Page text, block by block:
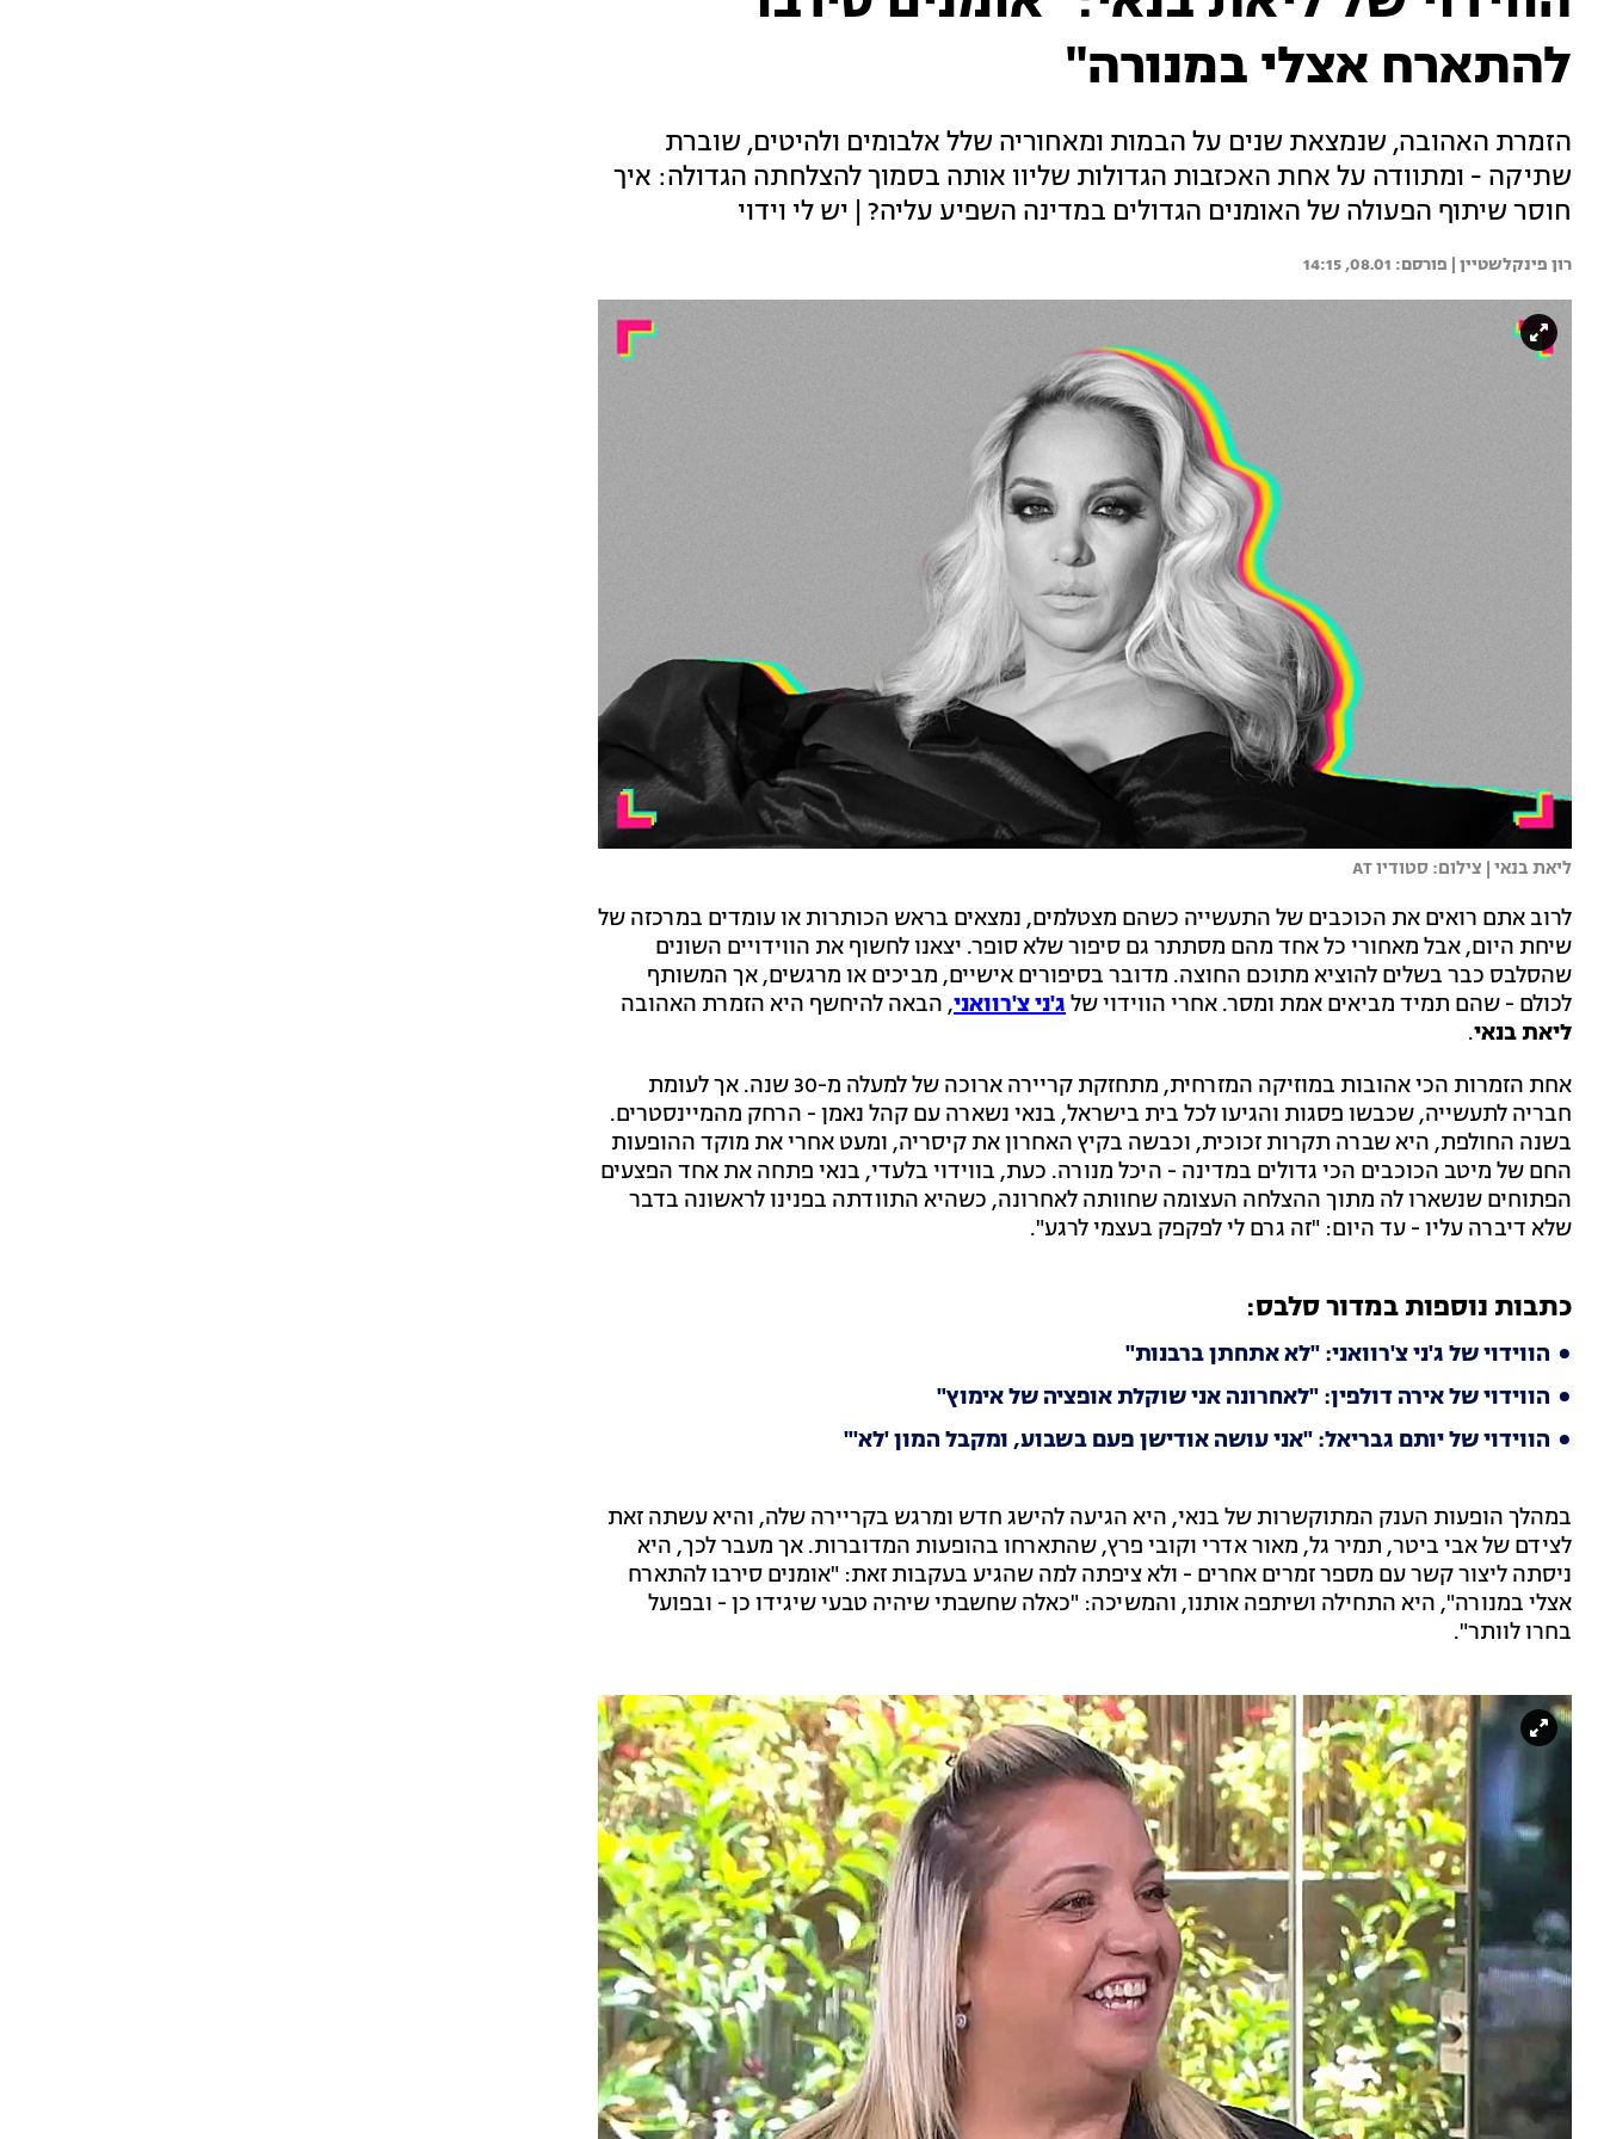
להתארח אצלי במנורה"
הזמרת האהובה, שנמצאת שנים על הבמות ומאחוריה שלל אלבומים ולהיטים, שוברת
שתיקה - ומתוודה על אחת האכזבות הגדולות שליוו אותה בסמוך להצלחתה הגדולה: איך
חוסר שיתוף הפעולה של האומנים הגדולים במדינה השפיע עליה? | יש לי וידוי
רון פינקלשטיין | 08.01, 14:15
ליאת בנאי | צילום: סטודיו AT
לרוב אתם רואים את הכוכבים של התעשייה כשהם מצטלמים, נמצאים בראש הכותרות או עומדים במרכזה של
שיחת היום, אבל מאחורי כל אחד מהם מסתתר גם סיפור שלא סופר. יצאנו לחשוף את הווידויים השונים
שהסלבס כבר בשלים להוציא מתוכם החוצה. מדובר בסיפורים אישיים, מביכים או מרגשים, אך המשותף
לכולם - שהם תמיד מביאים אמת ומסר. אחרי הווידוי שלג'ני צ'רוואני, הבאה להיחשף היא הזמרת האהובה
ליאת בנאי.
אחת הזמרות הכי אהובות במוזיקה המזרחית, מתחזקת קריירה ארוכה של למעלה מ-30 שנה. אך לעומת
חבריה לתעשייה, שכבשו פסגות והגיעו לכל בית בישראל, בנאי נשארה עם קהל נאמן - הרחק מהמיינסטרים.
בשנה החולפת, היא שברה תקרות זכוכית, וכבשה בקיץ האחרון את קיסריה, ומעט אחרי את מוקד ההופעות
החם של מיטב הכוכבים הכי גדולים במדינה - היכל מנורה. כעת, בווידוי בלעדי, בנאי פתחה את אחד הפצעים
הפתוחים שנשארו לה מתוך ההצלחה העצומה שחוותה לאחרונה, כשהיא התוודתה בפנינו לראשונה בדבר
שלא דיברה עליו - עד היום: "זה גרם לי לפקפק בעצמי לרגע".
כתבות נוספות במדור סלבס:
הווידוי של ג'ני צ'רוואני: "לא אתחתן ברבנות"
הווידוי של אירה דולפין: "לאחרונה אני שוקלת אופציה של אימוץ"
הווידוי של יותם גבריאל: "אני עושה אודישן פעם בשבוע, ומקבל המון 'לא'"
במהלך הופעות הענק המתוקשרות של בנאי, היא הגיעה להישג חדש ומרגש בקריירה שלה, והיא עשתה זאת
לצידם של אבי ביטר, תמיר גל, מאור אדרי וקובי פרץ, שהתארחו בהופעות המדוברות. אך מעבר לכך, היא
ניסתה ליצור קשר עם מספר זמרים אחרים - ולא ציפתה למה שהגיע בעקבות זאת: "אומנים סירבו להתארח
אצלי במנורה", היא התחילה ושיתפה אותנו, והמשיכה: "כאלה שחשבתי שיהיה טבעי שיגידו כן - ובפועל
בחרו לוותר".